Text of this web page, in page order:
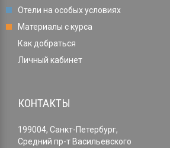
Отели на особых условиях
Материалы с курса
Как добраться
Личный кабинет
КОНТАКТЫ
199004, Санкт-Петербург,
Средний пр-т Васильевского